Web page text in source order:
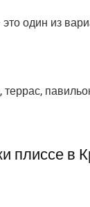
один из
плиссе в